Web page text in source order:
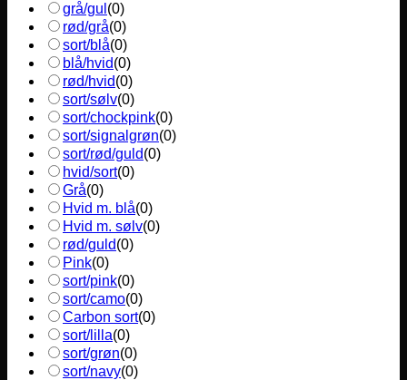
grå/gul (0)
rød/grå(0)
sort/blå(0)
blå/hvid(0)
rød/hvid(0)
sort/sølv(0)
sort/chockpink(0)
sort/signalgrøn(0)
sort/rød/guld(0)
hvid/sort(0)
Grå(0)
Hvid m. blå(0)
Hvid m. sølv(0)
rød/guld(0)
Pink(0)
sort/pink(0)
sort/camo(0)
Carbon sort(0)
sort/lilla(0)
sort/grøn(0)
sort/navy(0)